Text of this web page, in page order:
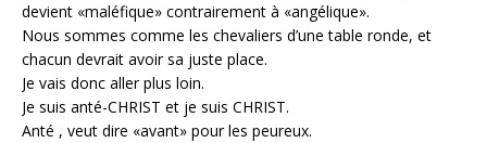
devient «maléfique» contrairement à «angélique».
Nous sommes comme les chevaliers d’une table ronde, et
chacun devrait avoir sa juste place.
Je vais donc aller plus loin.
Je suis anté-CHRIST et je suis CHRIST.
Anté , veut dire «avant» pour les peureux.